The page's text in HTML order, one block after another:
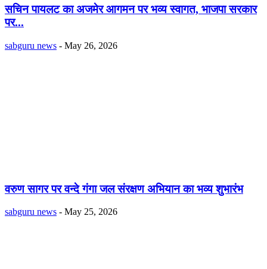
सचिन पायलट का अजमेर आगमन पर भव्य स्वागत, भाजपा सरकार
पर...
sabguru news - May 26, 2026
वरुण सागर पर वन्दे गंगा जल संरक्षण अभियान का भव्य शुभारंभ
sabguru news - May 25, 2026